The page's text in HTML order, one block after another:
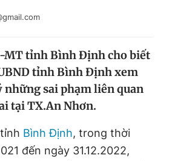
Magazine
Bạn cần biết
MT tỉnh Bình Định cho biết
tỉnh Bình Định xem
những sai phạm liên quan
tại TX.An Nhơn.
Bình Định, trong thời
đến ngày 31.12.2022,